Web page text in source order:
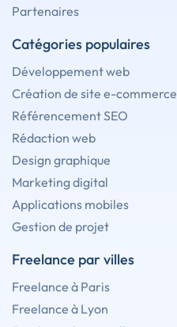
Partenaires
Catégories populaires
Développement web
Création de site e-commerce
Référencement SEO
Rédaction web
Design graphique
Marketing digital
Applications mobiles
Gestion de projet
Freelance par villes
Freelance à Paris
Freelance à Lyon